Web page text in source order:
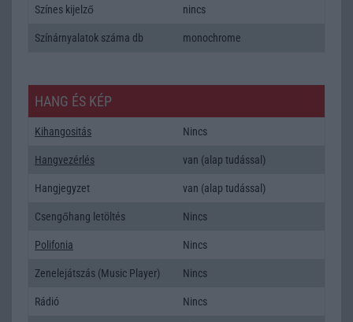
Színes kijelző nincs
Színárnyalatok száma db monochrome
HANG ÉS KÉP
Kihangositás Nincs
Hangvezérlés van (alap tudással)
Hangjegyzet van (alap tudással)
Csengőhang letöltés Nincs
Polifonia Nincs
Zenelejátszás (Music Player) Nincs
Rádió Nincs